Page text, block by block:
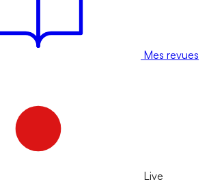
Mes revues
Live